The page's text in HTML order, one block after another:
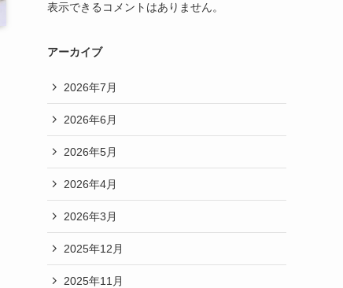
表示できるコメントはありません。
アーカイブ
2026年7月
2026年6月
2026年5月
2026年4月
2026年3月
2025年12月
2025年11月